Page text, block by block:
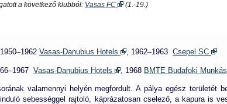
a következő klubból: Vasas FC
(1.-19.)
1950–1962 Vasas-Danubius Hotels , 1962–1963 Csepel SC
Vasas-Danubius Hotels 1968 BMTE Budafoki
valamennyi helyén megfordult. A pálya egész területét
sebességgel rajtoló, káprázatosan cselező, a kapura is